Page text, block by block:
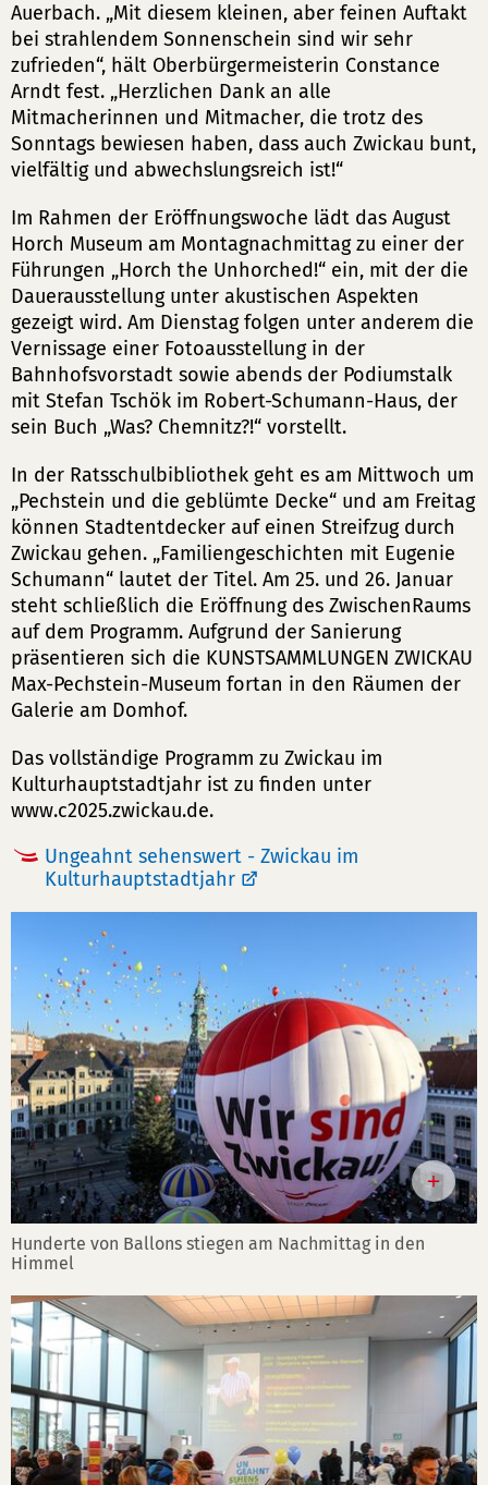
Auerbach. „Mit diesem kleinen, aber feinen Auftakt
bei strahlendem Sonnenschein sind wir sehr
zufrieden“, hält Oberbürgermeisterin Constance
Arndt fest. „Herzlichen Dank an alle
Mitmacherinnen und Mitmacher, die trotz des
Sonntags bewiesen haben, dass auch Zwickau bunt,
vielfältig und abwechslungsreich ist!“
Im Rahmen der Eröffnungswoche lädt das August
Horch Museum am Montagnachmittag zu einer der
Führungen „Horch the Unhorched!“ ein, mit der die
Dauerausstellung unter akustischen Aspekten
gezeigt wird. Am Dienstag folgen unter anderem die
Vernissage einer Fotoausstellung in der
Bahnhofsvorstadt sowie abends der Podiumstalk
mit Stefan Tschök im Robert-Schumann-Haus, der
sein Buch „Was? Chemnitz?!“ vorstellt.
In der Ratsschulbibliothek geht es am Mittwoch um
„Pechstein und die geblümte Decke“ und am Freitag
können Stadtentdecker auf einen Streifzug durch
Zwickau gehen. „Familiengeschichten mit Eugenie
Schumann“ lautet der Titel. Am 25. und 26. Januar
steht schließlich die Eröffnung des ZwischenRaums
auf dem Programm. Aufgrund der Sanierung
präsentieren sich die KUNSTSAMMLUNGEN ZWICKAU
Max-Pechstein-Museum fortan in den Räumen der
Galerie am Domhof.
Das vollständige Programm zu Zwickau im
Kulturhauptstadtjahr ist zu finden unter
www.c2025.zwickau.de.
Ungeahnt sehenswert - Zwickau im
Kulturhauptstadtjahr
Hunderte von Ballons stiegen am Nachmittag in den
Himmel